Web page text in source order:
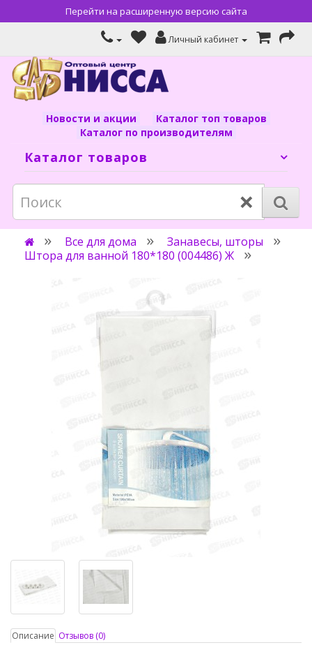
Перейти на расширенную версию сайта
Личный кабинет
Новости и акции
Каталог топ товаров
Каталог по производителям
Каталог товаров
×
Все для дома
Занавесы, шторы
Штора для ванной 180*180 (004486) Ж
Описание Отзывов (0)